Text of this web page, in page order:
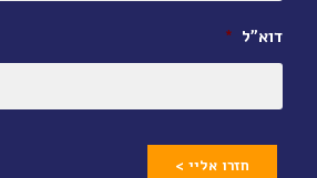
דוא״ל *
חזרו אליי >